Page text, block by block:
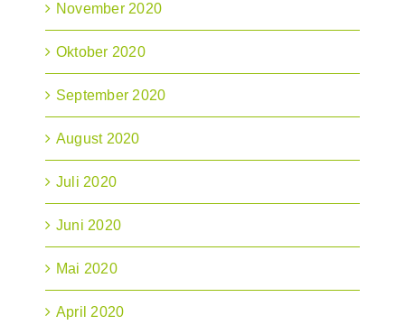
November 2020
Oktober 2020
September 2020
August 2020
Juli 2020
Juni 2020
Mai 2020
April 2020